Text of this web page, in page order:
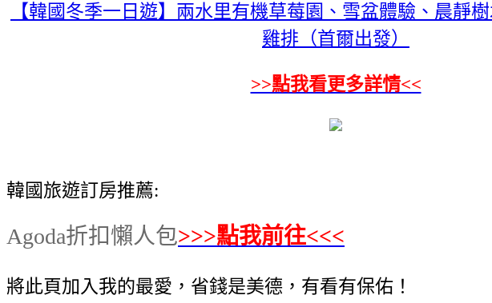
【韓國冬季一日遊】兩水里有機草莓園、雪盆體驗、晨靜
雞排（首爾出發）
>>點我看更多詳情<<
韓國旅遊訂房推薦:
Agoda折扣懶人包>>>點我前往<<<
將此頁加入我的最愛，省錢是美德，有看有保佑！